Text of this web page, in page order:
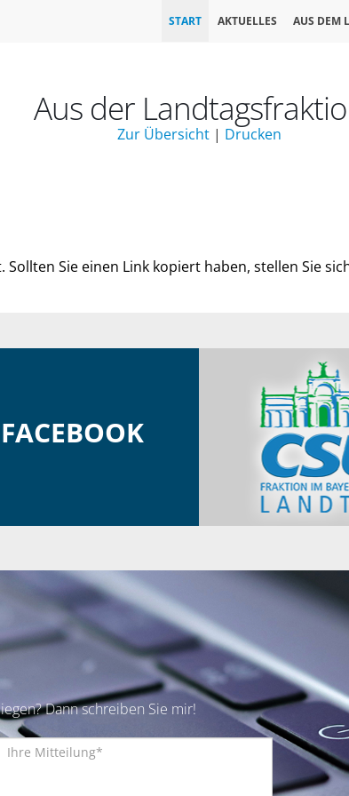
START AKTUELLES AUS DEM
Aus der
Zur Übersicht| Drucken
Sie einen Link kopiert haben, stellen Sie
FACEBOOK
Dann schreiben Sie mir!